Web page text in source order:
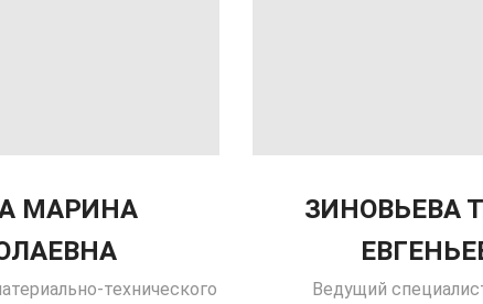
МАРИНА
технического
ЗИНОВЬЕВА
Ведущий